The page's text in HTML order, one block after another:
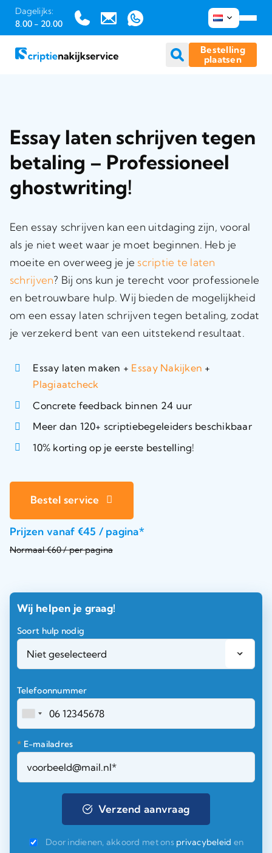
Dagelijks:
8.00 - 20.00
Bestelling
plaatsen
Essay laten schrijven tegen
betaling – Professioneel
ghostwriting!
Een essay schrijven kan een uitdaging zijn, vooral
als je niet weet waar je moet beginnen. Heb je
moeite en overweeg je je scriptie te laten
schrijven? Bij ons kun je terecht voor professionele
en betrouwbare hulp. Wij bieden de mogelijkheid
om een essay laten schrijven tegen betaling, zodat
je verzekerd bent van een uitstekend resultaat.
Essay laten maken + Essay Nakijken +
Plagiaatcheck
Concrete feedback binnen 24 uur
Meer dan 120+ scriptiebegeleiders beschikbaar
10% korting op je eerste bestelling!
Bestel service
Prijzen vanaf €45 / pagina*
Normaal €60 / per pagina
Wij helpen je graag!
Soort hulp nodig
Telefoonnummer
* E-mailadres
Door indienen, akkoord met ons privacybeleid en